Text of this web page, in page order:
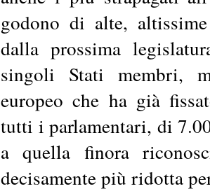
godono di alte,
dalla prossima
singoli Stati membri,
europeo che ha già
tutti i parlamentari, di
a quella finora
decisamente più ridotta